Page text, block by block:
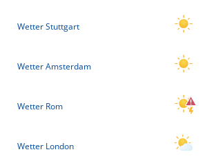
Wetter Stuttgart
Wetter Amsterdam
Wetter Rom
Wetter London